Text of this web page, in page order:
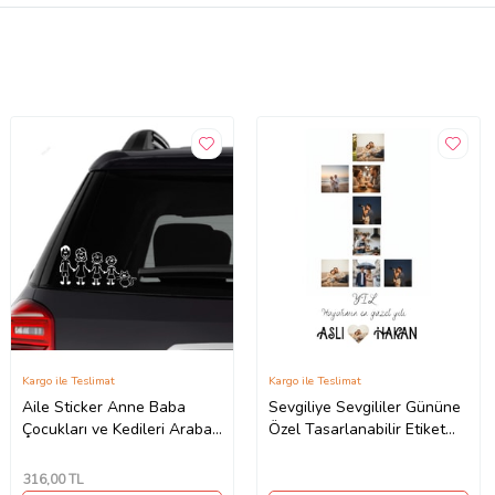
Aile Sticker Anne Baba
Çocukları ve Kedileri Araba
Kargo ile Teslimat
316,00 TL
Sevgiliye Sevgililer Gününe
Özel Tasarlanabilir Etiket
Kargo ile Teslimat